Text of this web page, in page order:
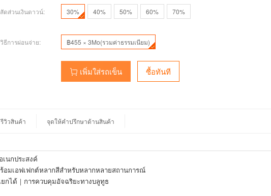
สัดส่วนเงินดาวน์: 30% 40% 50% 60% 70%
วิธีการผ่อนจ่าย: ฿455 × 3Mo(รวมค่าธรรมเนียม)
เพิ่มใส่รถเข็น ซื้อทันที
รีวิวสินค้า จุดให้คำปรึกษาด้านสินค้า
นกประสงค์
อมเอฟเฟกต์หลากสีสำหรับหลากหลายสถานการณ์
กได้ ｜ การควบคุมอัจฉริยะทางบลูทูธ